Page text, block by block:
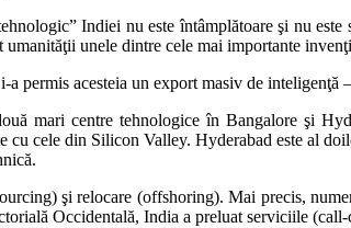
Indiei nu este întâmplătoare şi nu
umanităţii unele dintre cele mai importante
permis acesteia un export masiv de
mari centre tehnologice în Bangalore şi
cele din Silicon Valley. Hyderabad este al
şi relocare (offshoring). Mai precis,
Occidentală, India a preluat serviciile